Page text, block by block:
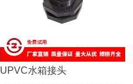
UPVC水箱接头